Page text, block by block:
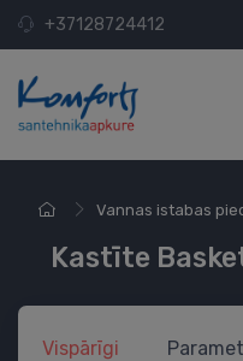
+37128724412
Vannas istabas
Kastīte
Vispārīgi